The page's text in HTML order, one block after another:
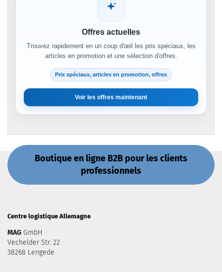
Offres actuelles
Trouvez rapidement en un coup d'œil les prix spéciaux, les
articles en promotion et une sélection d'offres.
Prix spéciaux, articles en promotion, offres
Voir les offres maintenant
Boutique en ligne B2B pour les clients
professionnels
Centre logistique Allemagne
MAG GmbH
Vechelder Str. 22
38268 Lengede